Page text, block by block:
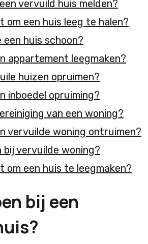
vervuild huis melden?
om een huis leeg te halen?
een huis schoon?
appartement leegmaken?
huizen opruimen?
inboedel opruiming?
van een woning?
vervuilde woning ontruimen?
bij vervuilde woning?
om een huis te leegmaken?
bij een